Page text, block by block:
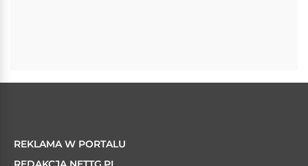
REKLAMA W PORTALU